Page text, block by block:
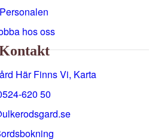
Personalen
hos oss
Här Finns Vi, Karta
0524-620 50
Bordsbokning